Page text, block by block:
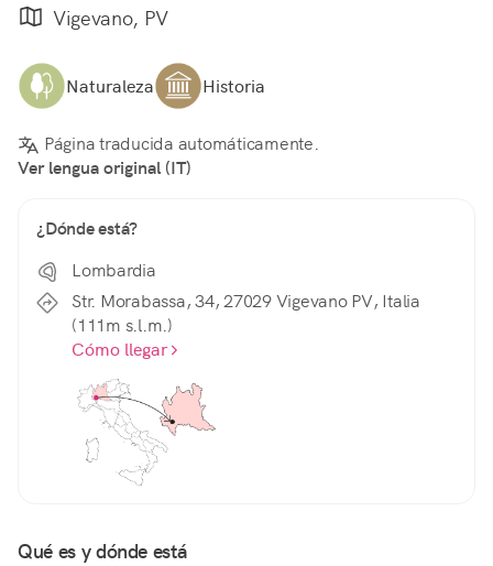
Vigevano, PV
Naturaleza Historia
Página traducida automáticamente.
Ver lengua original (IT)
¿Dónde está?
Lombardia
Str. Morabassa, 34, 27029 Vigevano PV, Italia
(111m s.l.m.)
Cómo llegar
Qué es y dónde está